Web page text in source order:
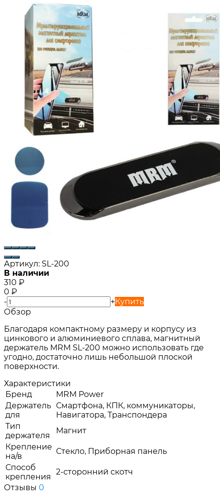
Артикул: SL-200
В наличии
310 ₽
0 ₽
-
+Купить
Обзор
Благодаря компактному размеру и корпусу из
цинкового и алюминиевого сплава, магнитный
держатель MRM SL-200 можно использовать где
угодно, достаточно лишь небольшой плоской
поверхности.
Характеристики
Бренд
MRM Power
Держатель
для
Смартфона, КПК, коммуникаторы,
Навигатора, Транспондера
Тип
держателя
Магнит
Крепление
на/в
Стекло, Приборная панель
Способ
крепления
2-сторонний скотч
Отзывы 0